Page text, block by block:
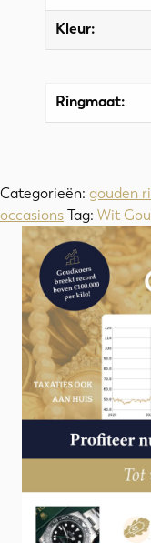
Kleur:
Ringmaat:
Categorieën: gouden
occasions Tag: Wit